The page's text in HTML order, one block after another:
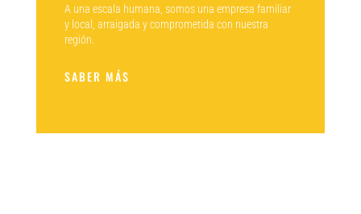
A una escala humana, somos una empresa familiar
y local, arraigada y comprometida con nuestra
región.
SABER MÁS